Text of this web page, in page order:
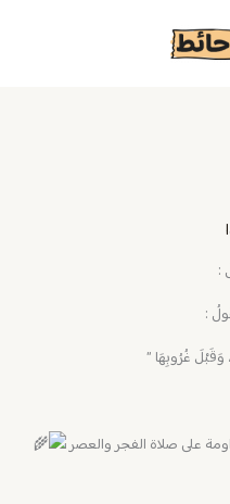
:
:
غُرُوبِهَا ”
على صلاة الفجر والعصر